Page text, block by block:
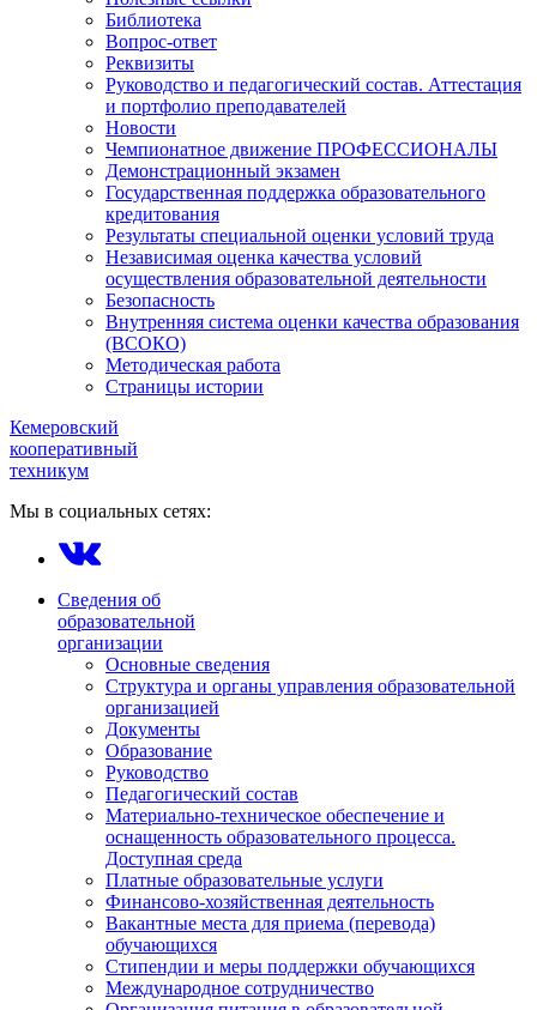
Библиотека
Вопрос-ответ
Реквизиты
Руководство и педагогический состав. Аттестация
и портфолио преподавателей
Новости
Чемпионатное движение ПРОФЕССИОНАЛЫ
Демонстрационный экзамен
Государственная поддержка образовательного
кредитования
Результаты специальной оценки условий труда
Независимая оценка качества условий
осуществления образовательной деятельности
Безопасность
Внутренняя система оценки качества образования
(ВСОКО)
Методическая работа
Страницы истории
Кемеровский
кооперативный
техникум
Мы в социальных сетях:
Сведения об
образовательной
организации
Основные сведения
Структура и органы управления образовательной
организацией
Документы
Образование
Руководство
Педагогический состав
Материально-техническое обеспечение и
оснащенность образовательного процесса.
Доступная среда
Платные образовательные услуги
Финансово-хозяйственная деятельность
Вакантные места для приема (перевода)
обучающихся
Стипендии и меры поддержки обучающихся
Международное сотрудничество